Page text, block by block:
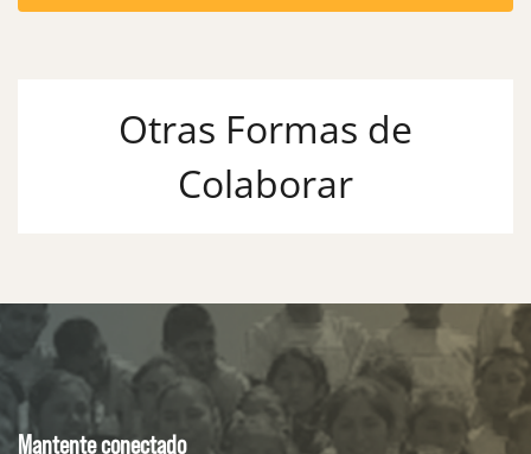
Otras Formas de
Colaborar
Mantente conectado